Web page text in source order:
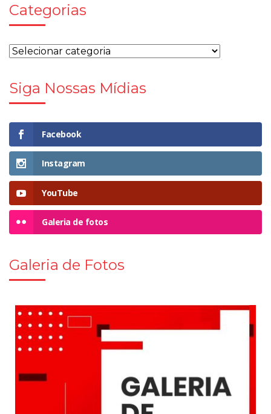
Categorias
Siga Nossas Mídias
Facebook
Instagram
YouTube
Galeria de fotos
Galeria de Fotos